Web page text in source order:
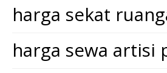
harga sekat
harga sewa artisi